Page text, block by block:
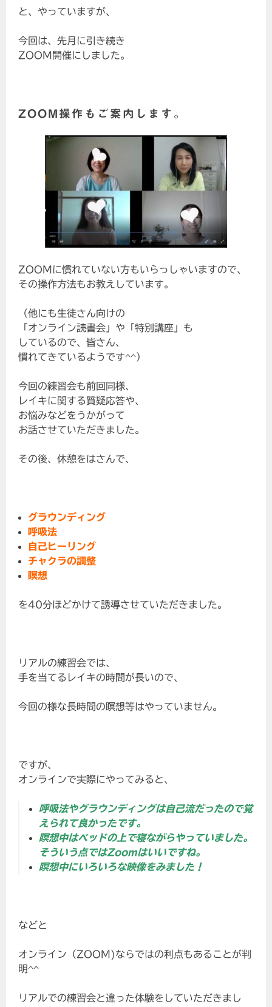
と、やっていますが、
今回は、先月に引き続き
ZOOM開催にしました。
ZOOM操作もご案内します。
ZOOMに慣れていない方もいらっしゃいますので、
その操作方法もお教えしています。
（他にも生徒さん向けの
「オンライン読書会」や「特別講座」も
しているので、皆さん、
慣れてきているようです^^）
今回の練習会も前回同様、
レイキに関する質疑応答や、
お悩みなどをうかがって
お話させていただきました。
その後、休憩をはさんで、
グラウンディング
呼吸法
自己ヒーリング
チャクラの調整
瞑想
を40分ほどかけて誘導させていただきました。
リアルの練習会では、
手を当てるレイキの時間が長いので、
今回の様な長時間の瞑想等はやっていません。
ですが、
オンラインで実際にやってみると、
呼吸法やグラウンディングは自己流だったので覚
えられて良かったです。
瞑想中はベッドの上で寝ながらやっていました。
そういう点ではZoomはいいですね。
瞑想中にいろいろな映像をみました！
などと
オンライン（ZOOM)ならではの利点もあることが判
明^^
リアルでの練習会と違った体験をしていただきまし